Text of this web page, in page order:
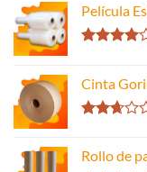
Película
de 5
Cinta
2.66
Rollo de